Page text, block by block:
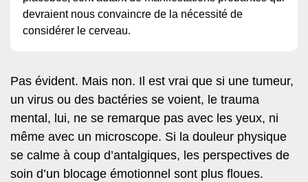
devraient nous convaincre de la nécessité de
considérer le cerveau.
Pas évident. Mais non. Il est vrai que si une tumeur,
un virus ou des bactéries se voient, le trauma
mental, lui, ne se remarque pas avec les yeux, ni
même avec un microscope. Si la douleur physique
se calme à coup d’antalgiques, les perspectives de
soin d’un blocage émotionnel sont plus floues.